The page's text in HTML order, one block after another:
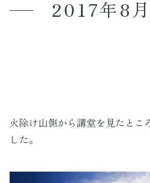
2017年8
火除け山側から講堂を見たとこ
した。